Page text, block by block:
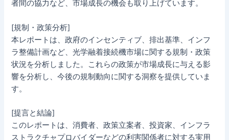
者間の協力など、市場成長の機会も取り上げています。
[規制・政策分析]
本レポートは、政府のインセンティブ、排出基準、インフ
ラ整備計画など、光学融着接続機市場に関する規制・政策
状況を分析しました。これらの政策が市場成長に与える影
響を分析し、今後の規制動向に関する洞察を提供していま
す。
[提言と結論]
このレポートは、消費者、政策立案者、投資家、インフラ
ストラクチャプロバイダーなどの利害関係者に対する実用